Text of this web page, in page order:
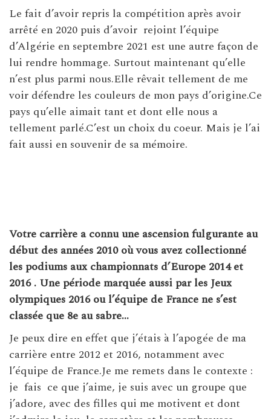
Le fait d’avoir repris la compétition après avoir
arrêté en 2020 puis d’avoir rejoint l’équipe
d’Algérie en septembre 2021 est une autre façon de
lui rendre hommage. Surtout maintenant qu’elle
n’est plus parmi nous.Elle rêvait tellement de me
voir défendre les couleurs de mon pays d’origine.Ce
pays qu’elle aimait tant et dont elle nous a
tellement parlé.C’est un choix du coeur. Mais je l’ai
fait aussi en souvenir de sa mémoire.
Votre carrière a connu une ascension fulgurante au
début des années 2010 où vous avez collectionné
les podiums aux championnats d’Europe 2014 et
2016 . Une période marquée aussi par les Jeux
olympiques 2016 ou l’équipe de France ne s’est
classée que 8e au sabre…
Je peux dire en effet que j’étais à l’apogée de ma
carrière entre 2012 et 2016, notamment avec
l’équipe de France.Je me remets dans le contexte :
je fais ce que j’aime, je suis avec un groupe que
j’adore, avec des filles qui me motivent et dont